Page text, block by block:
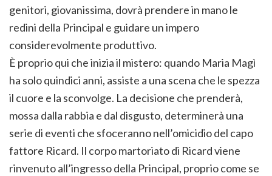
genitori, giovanissima, dovrà prendere in mano le
redini della Principal e guidare un impero
considerevolmente produttivo.
È proprio qui che inizia il mistero: quando Maria Magì
ha solo quindici anni, assiste a una scena che le spezza
il cuore e la sconvolge. La decisione che prenderà,
mossa dalla rabbia e dal disgusto, determinerà una
serie di eventi che sfoceranno nell’omicidio del capo
fattore Ricard. Il corpo martoriato di Ricard viene
rinvenuto all’ingresso della Principal, proprio come se